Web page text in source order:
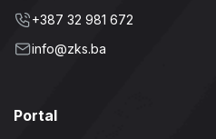
+387 32 981 672
info@zks.ba
Portal